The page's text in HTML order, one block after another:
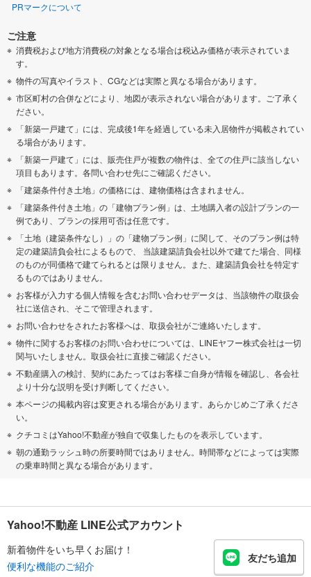
PRマークについて
ご注意
消費税および地方消費税の対象となる場合は税込み価格が表示されていま
す。
物件の写真やイラスト、CGなどは実際と異なる場合があります。
市区町村の合併などにより、地図が表示されない場合があります。ご了承く
ださい。
「新築一戸建て」には、完成後1年を経過している未入居物件が掲載されてい
る場合があります。
「新築一戸建て」には、販売住戸が複数の物件は、全ての住戸に該当しない
項目もあります。各問い合わせ先にご確認ください。
「建築条件付き土地」の価格には、建物価格は含まれません。
「建築条件付き土地」の「建物プラン例」は、土地購入者の設計プランの一
例であり、プランの採用可否は任意です。
「土地（建築条件なし）」の「建物プラン例」に関して、そのプラン例は特
定の建築請負会社によるもので、 当該建築請負会社以外で建てた場合、同様
のものが同価格で建てられるとは限りません。また、建築請負会社を特定す
るものではありません。
お客様が入力する個人情報を含むお問い合わせデータは、当該物件の取扱会
社に送信され、そこで管理されます。
お問い合わせをされたお客様へは、取扱会社がご連絡いたします。
物件に関するお客様のお問い合わせについては、LINEヤフー株式会社は一切
関与いたしません。取扱会社に直接ご確認ください。
不動産購入の検討、契約にあたってはお客様ご自身が情報を確認し、各会社
より十分な説明を受け判断してください。
本ページの掲載内容は変更される場合があります。あらかじめご了承くださ
い。
クチコミはYahoo!不動産が独自で収集したものを表示しています。
朝の通勤ラッシュ時の所要時間ではありません。時間帯などによっては実際
の乗車時間と異なる場合があります。
Yahoo!不動産 LINE公式アカウント
新着物件をいち早くお届け！
便利な機能のご紹介
友だち追加